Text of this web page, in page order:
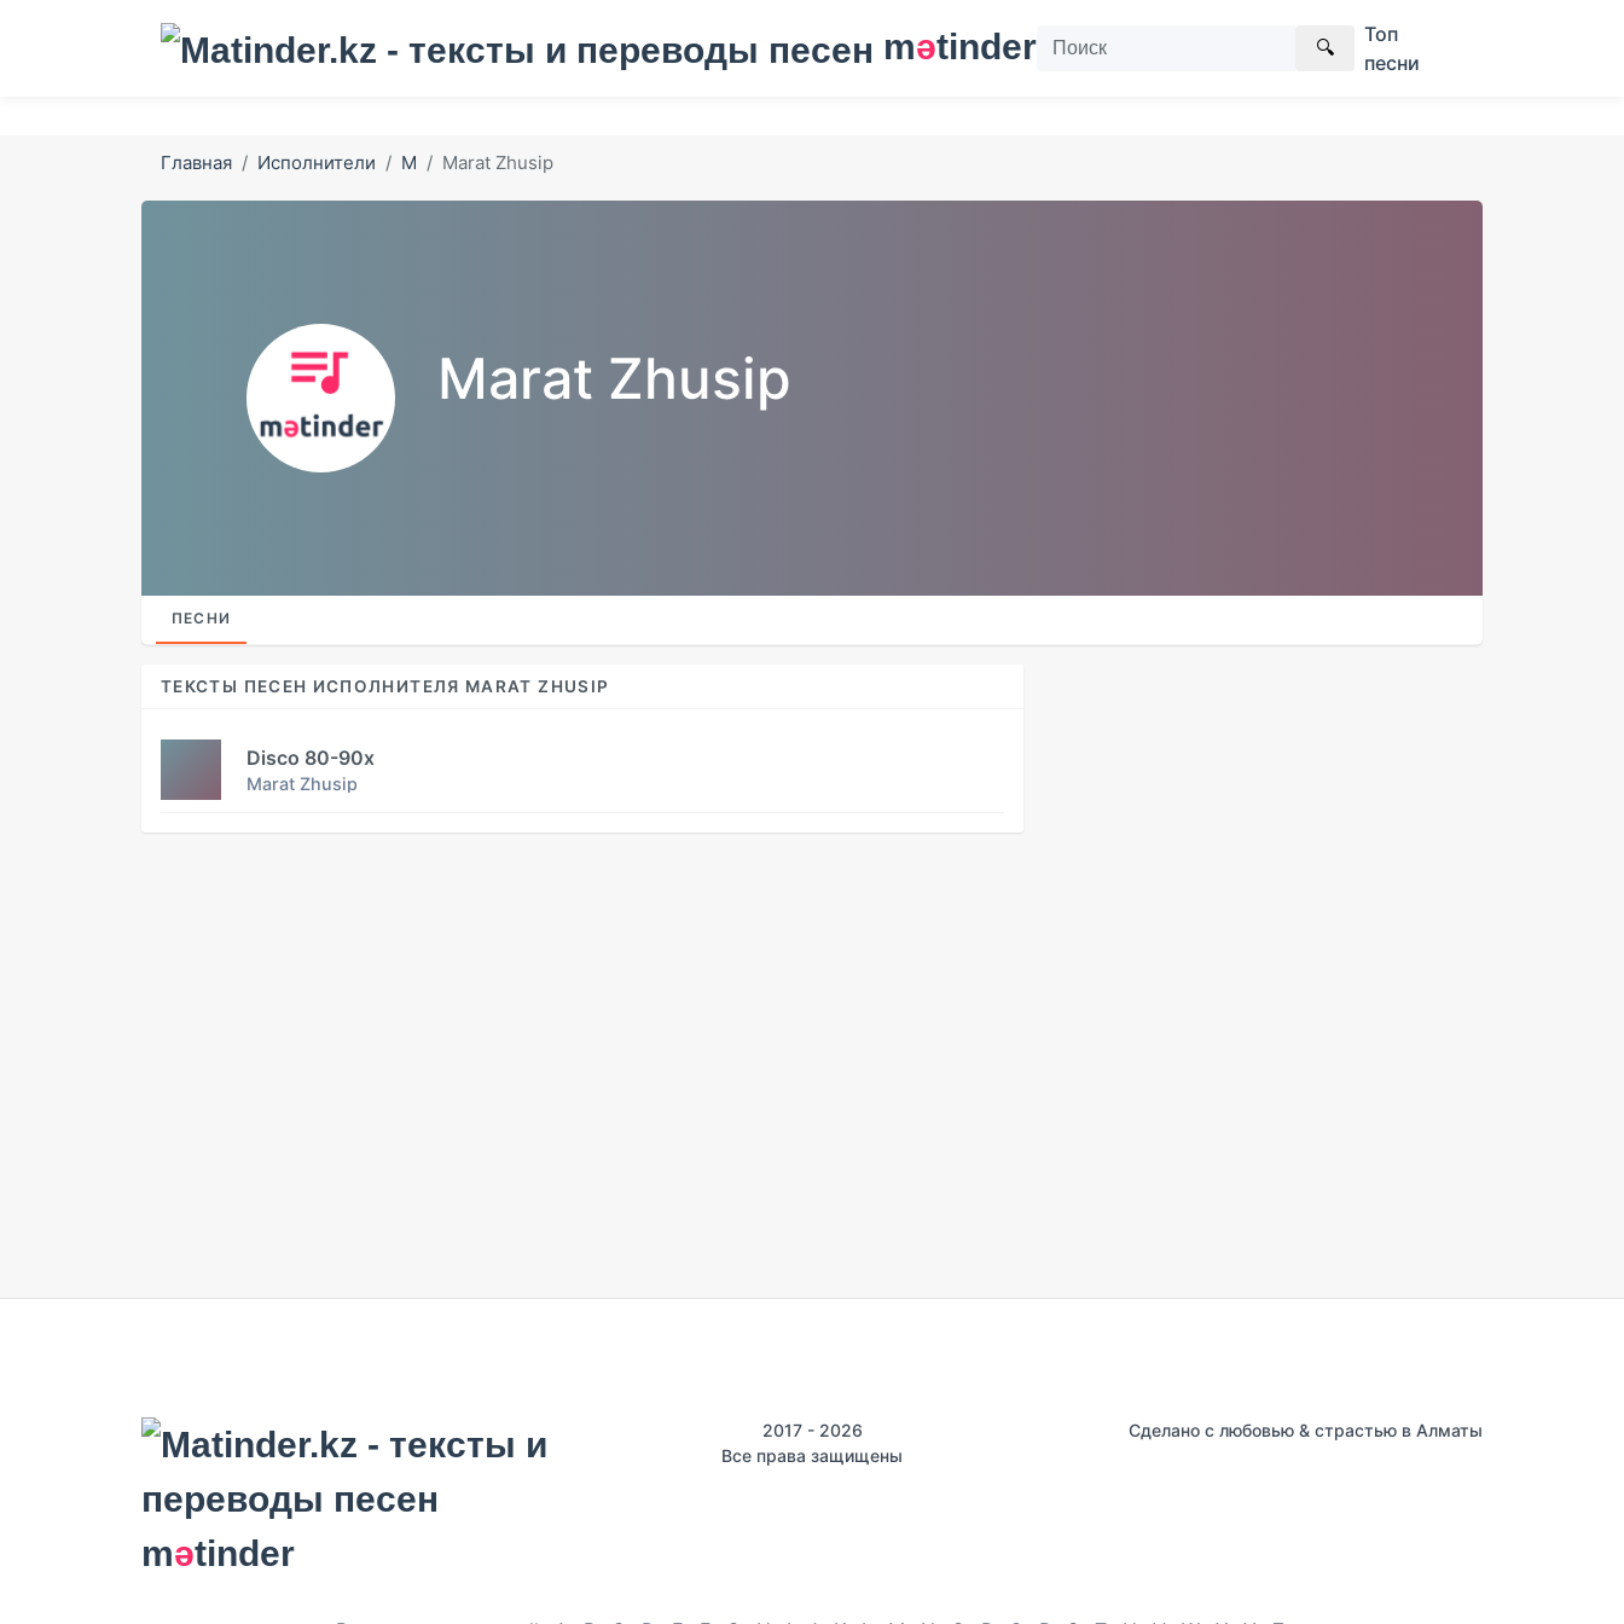
mәtinder 🔍
Топ
песни
Главная Исполнители M Marat Zhusip
Marat Zhusip
ПЕСНИ
ТЕКСТЫ ПЕСЕН ИСПОЛНИТЕЛЯ MARAT ZHUSIP
Disco 80-90x
Marat Zhusip
mәtinder
2017 - 2026
Все права защищены
Сделано с любовью & страстью в Алматы